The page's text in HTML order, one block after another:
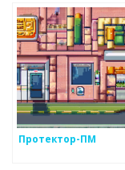
Протектор-ПМ